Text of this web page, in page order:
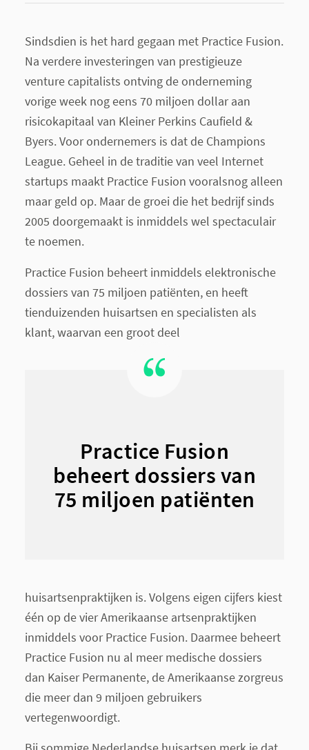
Sindsdien is het hard gegaan met Practice Fusion.
Na verdere investeringen van prestigieuze
venture capitalists ontving de onderneming
vorige week nog eens 70 miljoen dollar aan
risicokapitaal van Kleiner Perkins Caufield &
Byers. Voor ondernemers is dat de Champions
League. Geheel in de traditie van veel Internet
startups maakt Practice Fusion vooralsnog alleen
maar geld op. Maar de groei die het bedrijf sinds
2005 doorgemaakt is inmiddels wel spectaculair
te noemen.
Practice Fusion beheert inmiddels elektronische
dossiers van 75 miljoen patiënten, en heeft
tienduizenden huisartsen en specialisten als
klant, waarvan een groot deel
Practice Fusion
beheert dossiers van
75 miljoen patiënten
huisartsenpraktijken is. Volgens eigen cijfers kiest
één op de vier Amerikaanse artsenpraktijken
inmiddels voor Practice Fusion. Daarmee beheert
Practice Fusion nu al meer medische dossiers
dan Kaiser Permanente, de Amerikaanse zorgreus
die meer dan 9 miljoen gebruikers
vertegenwoordigt.